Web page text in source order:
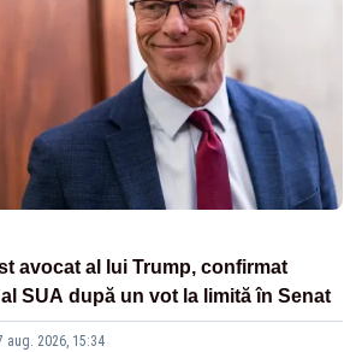
avocat al lui Trump, confirmat
SUA după un vot la limită în Senat
aug. 2026, 15:34